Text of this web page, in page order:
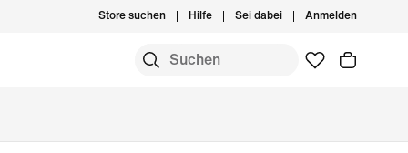
Store suchen Hilfe Sei dabei Anmelden